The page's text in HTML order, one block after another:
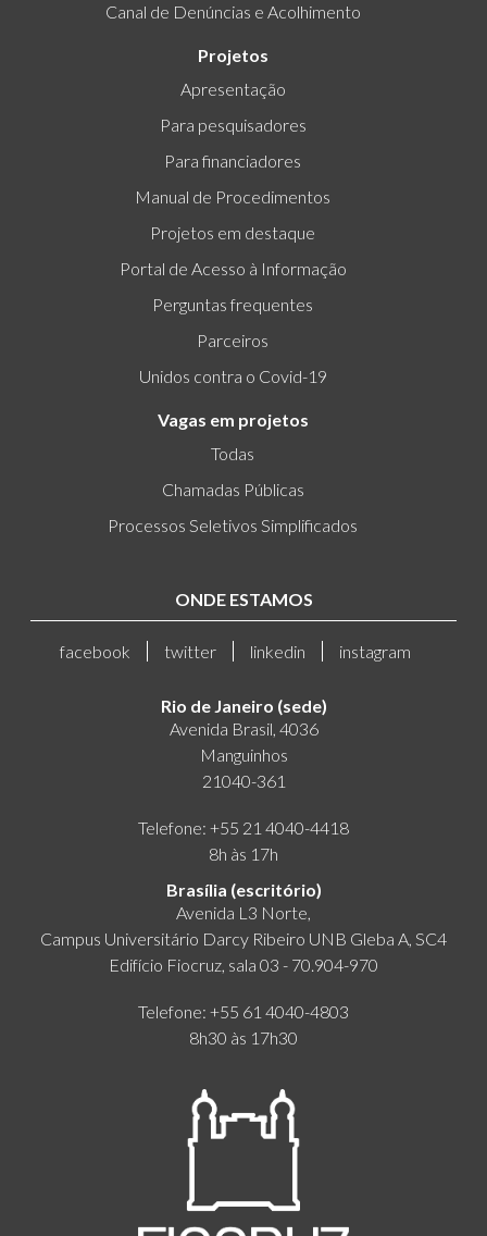
Canal de Denúncias e Acolhimento
Projetos
Apresentação
Para pesquisadores
Para financiadores
Manual de Procedimentos
Projetos em destaque
Portal de Acesso à Informação
Perguntas frequentes
Parceiros
Unidos contra o Covid-19
Vagas em projetos
Todas
Chamadas Públicas
Processos Seletivos Simplificados
ONDE ESTAMOS
facebook twitter linkedin instagram
Rio de Janeiro (sede)
Avenida Brasil, 4036
Manguinhos
21040-361
Telefone: +55 21 4040-4418
8h às 17h
Brasília (escritório)
Avenida L3 Norte,
Campus Universitário Darcy Ribeiro UNB Gleba A, SC4
Edifício Fiocruz, sala 03 - 70.904-970
Telefone: +55 61 4040-4803
8h30 às 17h30